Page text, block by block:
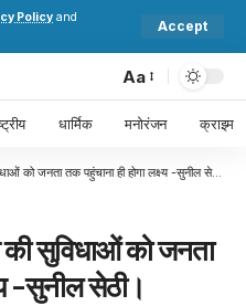
Policy and
Accept
Aa
धार्मिक मनोरंजन क्राइम
को जनता तक पहुंचाना ही होगा लक्ष्य -सुनील सेठी।
की सुविधाओं को जनता
-सुनील सेठी।